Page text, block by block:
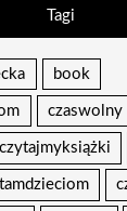
Tagi
book
czaswolny
czytajmyksiążki